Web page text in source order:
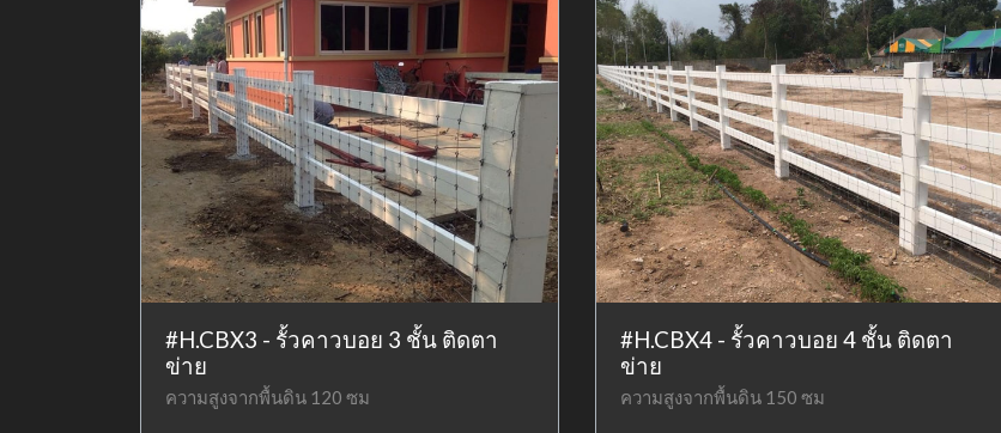
#H.CBX3 - รั้วคาวบอย 3 ชั้น ติดตา
ข่าย
ความสูงจากพื้นดิน 120 ซม
#H.CBX4 - รั้วคาวบอย 4 ชั้น ติดตา
ข่าย
ความสูงจากพื้นดิน 150 ซม